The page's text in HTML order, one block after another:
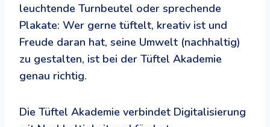
leuchtende Turnbeutel oder sprechende
Plakate: Wer gerne tüftelt, kreativ ist und
Freude daran hat, seine Umwelt (nachhaltig)
zu gestalten, ist bei der Tüftel Akademie
genau richtig.
Die Tüftel Akademie verbindet Digitalisierung